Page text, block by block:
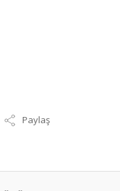
Paylaş